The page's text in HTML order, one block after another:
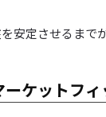
安定させるまで
ケットフ